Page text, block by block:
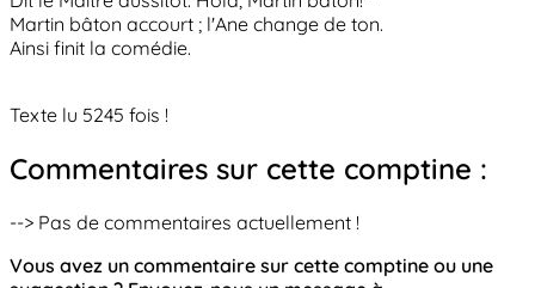
Martin bâton accourt ; l'Ane change de ton.
Ainsi finit la comédie.
Texte lu 5245 fois !
Commentaires sur cette comptine :
--> Pas de commentaires actuellement !
Vous avez un commentaire sur cette comptine ou une